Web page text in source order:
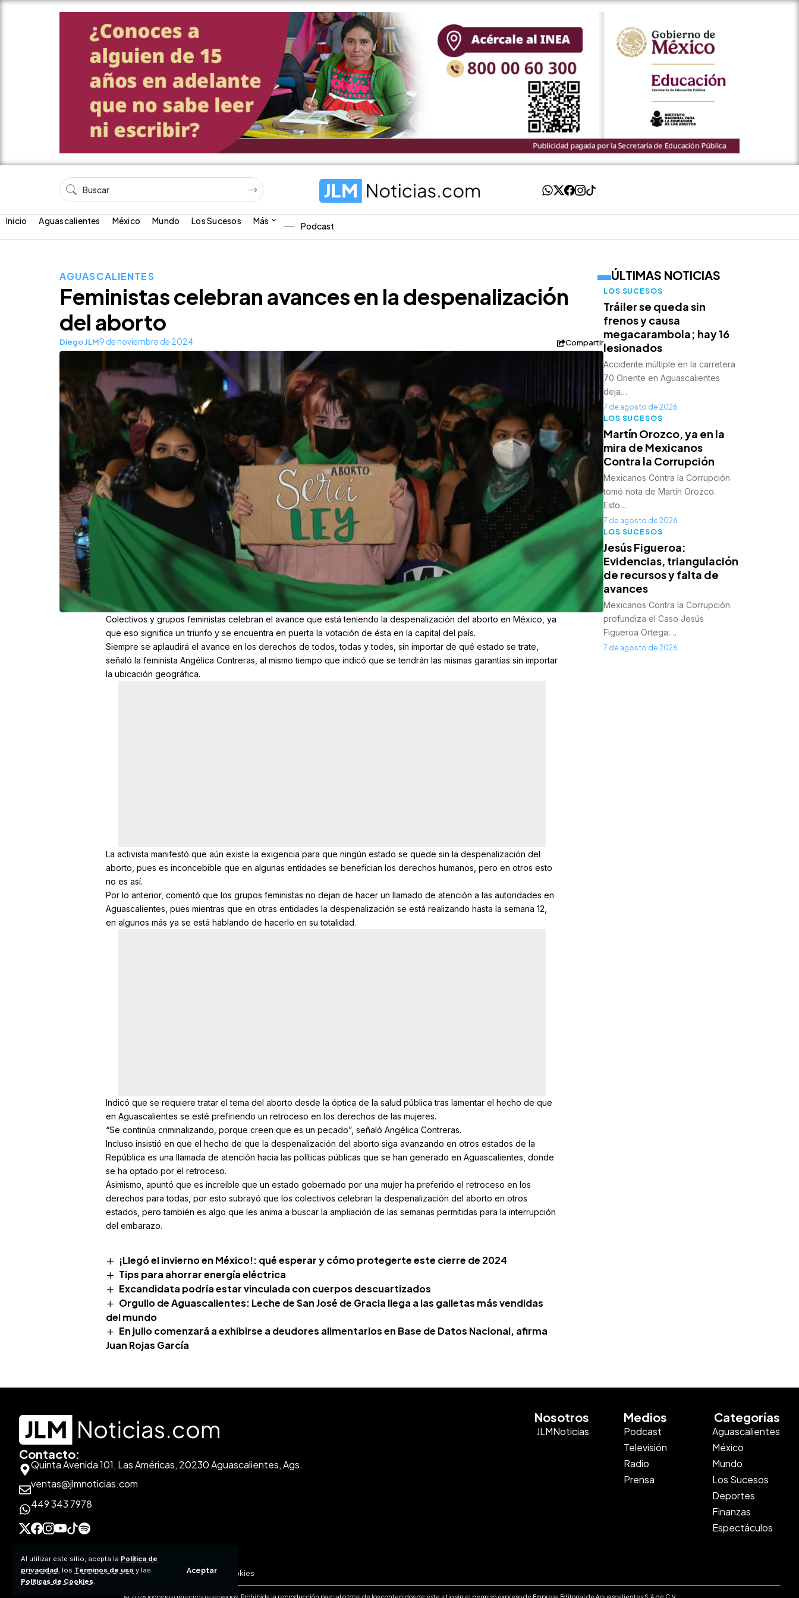
Al utilizar este sitio, acepta la Política de
privacidad, los Términos de uso y las
Políticas de Cookies.
Aceptar
Inicio Aguascalientes México Mundo Los Sucesos Más Podcast
AGUASCALIENTES
Feministas celebran avances en la despenalización
del aborto
Diego JLM9 de noviembre de 2024 Compartir
Colectivos y grupos feministas celebran el avance que está teniendo la despenalización del aborto en México, ya
que eso significa un triunfo y se encuentra en puerta la votación de ésta en la capital del país.
Siempre se aplaudirá el avance en los derechos de todos, todas y todes, sin importar de qué estado se trate,
señaló la feminista Angélica Contreras, al mismo tiempo que indicó que se tendrán las mismas garantías sin importar
la ubicación geográfica.
La activista manifestó que aún existe la exigencia para que ningún estado se quede sin la despenalización del
aborto, pues es inconcebible que en algunas entidades se benefician los derechos humanos, pero en otros esto
no es así.
Por lo anterior, comentó que los grupos feministas no dejan de hacer un llamado de atención a las autoridades en
Aguascalientes, pues mientras que en otras entidades la despenalización se está realizando hasta la semana 12,
en algunos más ya se está hablando de hacerlo en su totalidad.
Indicó que se requiere tratar el tema del aborto desde la óptica de la salud pública tras lamentar el hecho de que
en Aguascalientes se esté prefiriendo un retroceso en los derechos de las mujeres.
“Se continúa criminalizando, porque creen que es un pecado”, señaló Angélica Contreras.
Incluso insistió en que el hecho de que la despenalización del aborto siga avanzando en otros estados de la
República es una llamada de atención hacia las políticas públicas que se han generado en Aguascalientes, donde
se ha optado por el retroceso.
Asimismo, apuntó que es increíble que un estado gobernado por una mujer ha preferido el retroceso en los
derechos para todas, por esto subrayó que los colectivos celebran la despenalización del aborto en otros
estados, pero también es algo que les anima a buscar la ampliación de las semanas permitidas para la interrupción
del embarazo.
¡Llegó el invierno en México!: qué esperar y cómo protegerte este cierre de 2024
Tips para ahorrar energía eléctrica
Excandidata podría estar vinculada con cuerpos descuartizados
Orgullo de Aguascalientes: Leche de San José de Gracia llega a las galletas más vendidas
del mundo
En julio comenzará a exhibirse a deudores alimentarios en Base de Datos Nacional, afirma
Juan Rojas García
ÚLTIMAS NOTICIAS
LOS SUCESOS
Tráiler se queda sin
frenos y causa
megacarambola; hay 16
lesionados
Accidente múltiple en la carretera
70 Oriente en Aguascalientes
deja…
7 de agosto de 2026
LOS SUCESOS
Martín Orozco, ya en la
mira de Mexicanos
Contra la Corrupción
Mexicanos Contra la Corrupción
tomó nota de Martín Orozco.
Esto…
7 de agosto de 2026
LOS SUCESOS
Jesús Figueroa:
Evidencias, triangulación
de recursos y falta de
avances
Mexicanos Contra la Corrupción
profundiza el Caso Jesús
Figueroa Ortega:…
7 de agosto de 2026
Contacto:
Quinta Avenida 101, Las Américas, 20230 Aguascalientes, Ags.
ventas@jlmnoticias.com
449 343 7978
Nosotros
JLMNoticias
Medios
Podcast
Televisión
Radio
Prensa
Categorías
Aguascalientes
México
Mundo
Los Sucesos
Deportes
Finanzas
Espectáculos
Aviso de PrivacidadPolíticas de Contenido Políticas de Cookies